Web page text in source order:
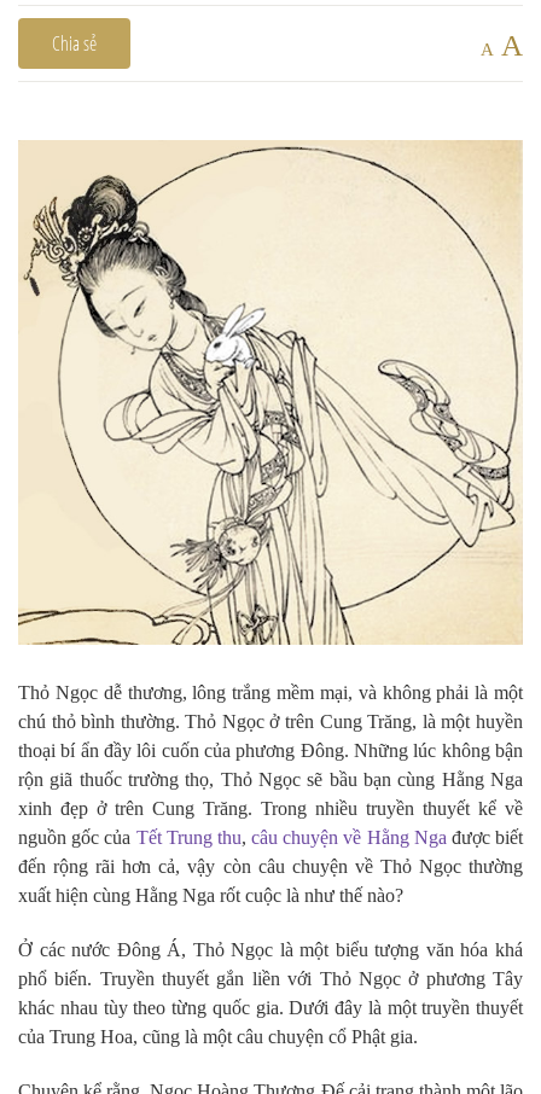
Chia sẻ A A
Thỏ Ngọc dễ thương, lông trắng mềm mại, và không phải là một
chú thỏ bình thường. Thỏ Ngọc ở trên Cung Trăng, là một huyền
thoại bí ẩn đầy lôi cuốn của phương Đông. Những lúc không bận
rộn giã thuốc trường thọ, Thỏ Ngọc sẽ bầu bạn cùng Hằng Nga
xinh đẹp ở trên Cung Trăng. Trong nhiều truyền thuyết kể về
nguồn gốc của Tết Trung thu,câu chuyện về Hằng Nga được biết
đến rộng rãi hơn cả, vậy còn câu chuyện về Thỏ Ngọc thường
xuất hiện cùng Hằng Nga rốt cuộc là như thế nào?
Ở các nước Đông Á, Thỏ Ngọc là một biểu tượng văn hóa khá
phổ biến. Truyền thuyết gắn liền với Thỏ Ngọc ở phương Tây
khác nhau tùy theo từng quốc gia. Dưới đây là một truyền thuyết
của Trung Hoa, cũng là một câu chuyện cổ Phật gia.